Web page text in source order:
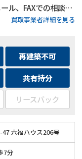
ル、FAXでの相談可
買取事業者詳細を見る
再建築不可
共有持分
リースバック
六福ハウス206号
7分